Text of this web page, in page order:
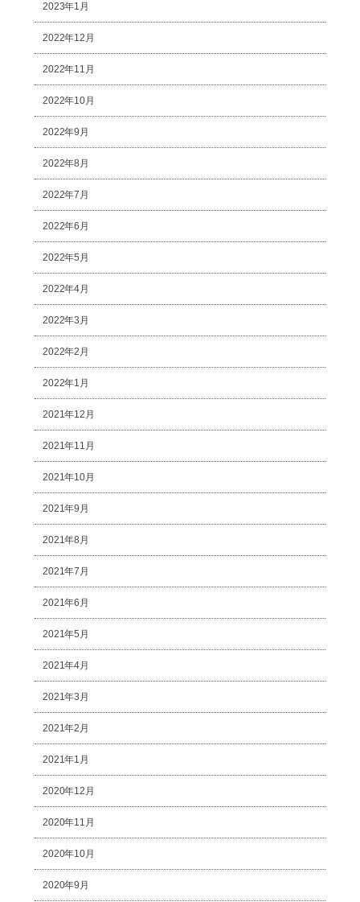
2023年1月
2022年12月
2022年11月
2022年10月
2022年9月
2022年8月
2022年7月
2022年6月
2022年5月
2022年4月
2022年3月
2022年2月
2022年1月
2021年12月
2021年11月
2021年10月
2021年9月
2021年8月
2021年7月
2021年6月
2021年5月
2021年4月
2021年3月
2021年2月
2021年1月
2020年12月
2020年11月
2020年10月
2020年9月